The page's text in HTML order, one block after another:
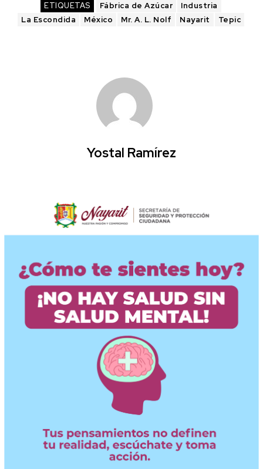
ETIQUETAS Fábrica de Azúcar
Industria
La Escondida
México Mr. A. L. Nolf Nayarit Tepic
Yostal Ramírez